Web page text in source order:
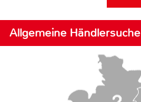
Allgemeine Händlersuche